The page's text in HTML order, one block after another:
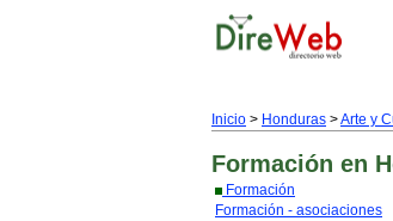
Inicio > Honduras >Arte y
Formación en
Formación
Formación - asociaciones